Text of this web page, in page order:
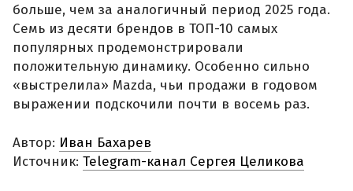
больше, чем за аналогичный период 2025 года.
Семь из десяти брендов в ТОП-10 самых
популярных продемонстрировали
положительную динамику. Особенно сильно
«выстрелила» Mazda, чьи продажи в годовом
выражении подскочили почти в восемь раз.
Автор: Иван Бахарев
Источник: Telegram-канал Сергея Целикова